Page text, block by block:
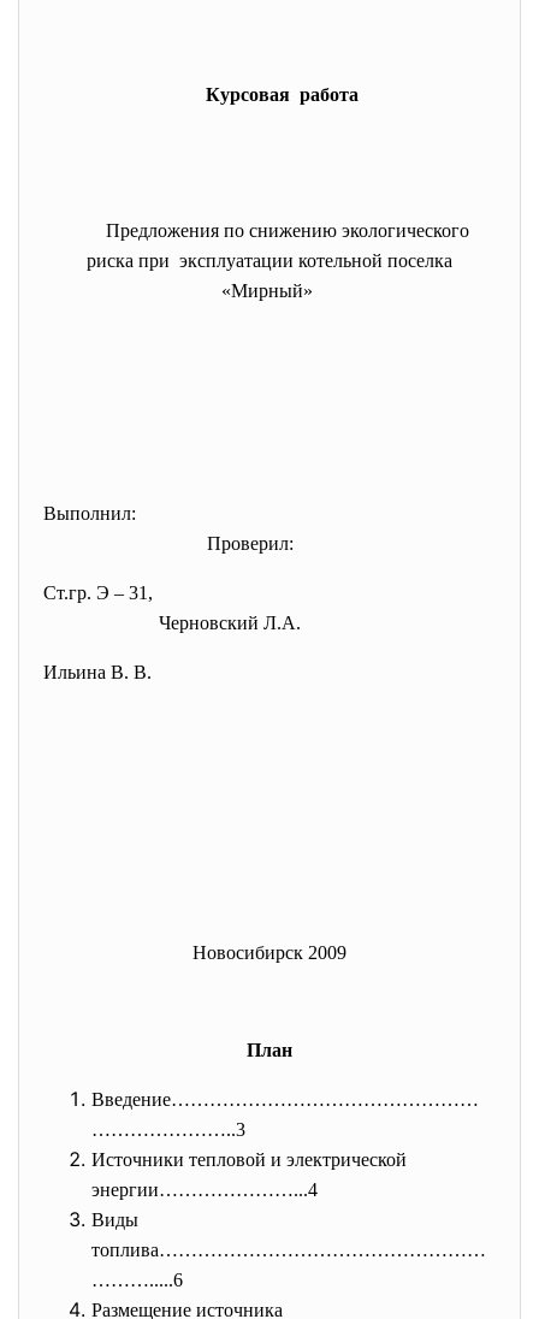
Курсовая работа
Предложения по снижению экологического
риска при эксплуатации котельной поселка
«Мирный»
Выполнил:
Проверил:
Ст.гр. Э – 31,
Черновский Л.А.
Ильина В. В.
Новосибирск 2009
План
Введение…………………………………………
…………………..3
Источники тепловой и электрической
энергии…………………...4
Виды
топлива……………………………………………
……….....6
Размещение источника